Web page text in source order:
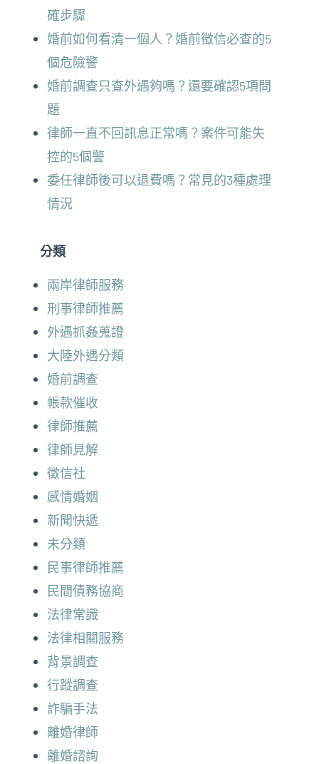
確步驟
婚前如何看清一個人？婚前徵信必查的5
個危險警
婚前調查只查外遇夠嗎？還要確認5項問
題
律師一直不回訊息正常嗎？案件可能失
控的5個警
委任律師後可以退費嗎？常見的3種處理
情況
分類
兩岸律師服務
刑事律師推薦
外遇抓姦蒐證
大陸外遇分類
婚前調查
帳款催收
律師推薦
律師見解
徵信社
感情婚姻
新聞快遞
未分類
民事律師推薦
民間債務協商
法律常識
法律相關服務
背景調查
行蹤調查
詐騙手法
離婚律師
離婚諮詢